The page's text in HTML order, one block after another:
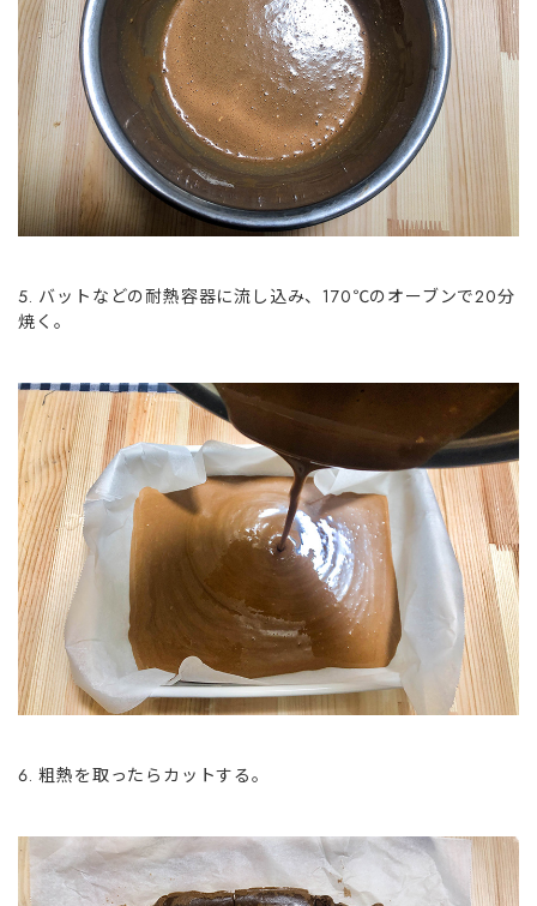
バットなどの耐熱容器に流し込み、170℃のオーブンで20分
焼く。
粗熱を取ったらカットする。